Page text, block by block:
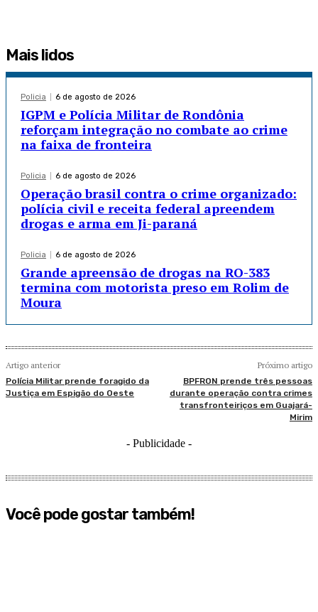
Mais lidos
Policia 6 de agosto de 2026
IGPM e Polícia Militar de Rondônia
reforçam integração no combate ao crime
na faixa de fronteira
Policia 6 de agosto de 2026
Operação brasil contra o crime organizado:
polícia civil e receita federal apreendem
drogas e arma em Ji-paraná
Policia 6 de agosto de 2026
Grande apreensão de drogas na RO-383
termina com motorista preso em Rolim de
Moura
Artigo anterior
Polícia Militar prende foragido da
Justiça em Espigão do Oeste
Próximo artigo
BPFRON prende três pessoas
durante operação contra crimes
transfronteiriços em Guajará-
Mirim
- Publicidade -
Você pode gostar também!